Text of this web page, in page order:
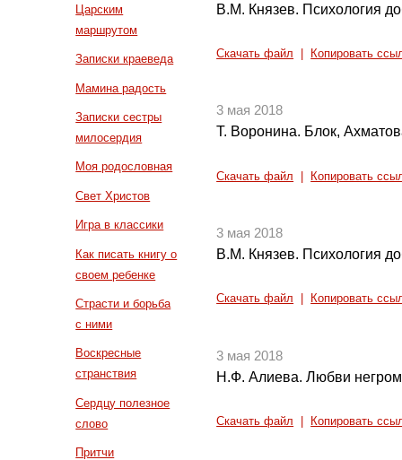
Царским
маршрутом
Записки краеведа
Мамина радость
Записки сестры
милосердия
Моя родословная
Свет Христов
Игра в классики
Как писать книгу о
своем ребенке
Страсти и борьба
с ними
Воскресные
странствия
Сердцу полезное
слово
Притчи
В.М. Князев. Психология
Скачать файл Копировать
3 мая 2018
Т. Воронина. Блок,
Скачать файл Копировать
3 мая 2018
В.М. Князев. Психология
Скачать файл Копировать
3 мая 2018
Н.Ф. Алиева. Любви
Скачать файл Копировать